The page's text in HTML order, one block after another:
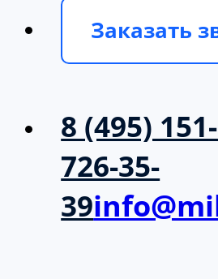
Заказать
8 (495)
726-35-
39